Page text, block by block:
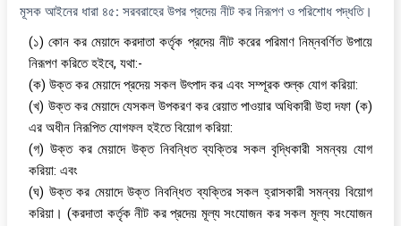
মূসক আইনের ধারা ৪৫: সরবরাহের উপর প্রদেয় নীট কর নিরূপণ ও পরিশোধ পদ্ধতি।
(১) কোন কর মেয়াদে করদাতা কর্তৃক প্রদেয় নীট করের পরিমাণ নিম্নবর্ণিত উপায়ে
নিরূপণ করিতে হইবে, যথা:-
(ক) উক্ত কর মেয়াদে প্রদেয় সকল উৎপাদ কর এবং সম্পূরক শুল্ক যোগ করিয়া:
(খ) উক্ত কর মেয়াদে যেসকল উপকরণ কর রেয়াত পাওয়ার অধিকারী উহা দফা (ক)
এর অধীন নিরূপিত যোগফল হইতে বিয়োগ করিয়া:
(গ) উক্ত কর মেয়াদে উক্ত নিবন্ধিত ব্যক্তির সকল বৃদ্ধিকারী সমন্বয় যোগ
করিয়া: এবং
(ঘ) উক্ত কর মেয়াদে উক্ত নিবন্ধিত ব্যক্তির সকল হ্রাসকারী সমন্বয় বিয়োগ
করিয়া। (করদাতা কর্তৃক নীট কর প্রদেয় মূল্য সংযোজন কর সকল মূল্য সংযোজন